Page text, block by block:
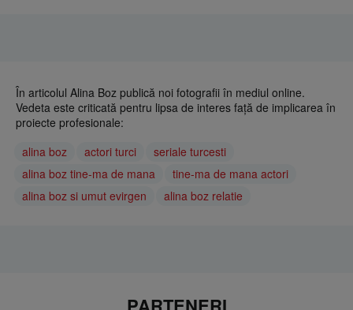
În articolul Alina Boz publică noi fotografii în mediul online.
Vedeta este criticată pentru lipsa de interes față de implicarea în
proiecte profesionale:
alina boz
actori turci
seriale turcesti
alina boz tine-ma de mana
tine-ma de mana actori
alina boz si umut evirgen
alina boz relatie